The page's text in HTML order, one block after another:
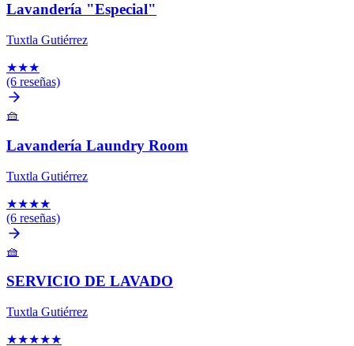
Lavandería "Especial"
Tuxtla Gutiérrez
★★★
(6 reseñas)
🧺
Lavandería Laundry Room
Tuxtla Gutiérrez
★★★★
(6 reseñas)
🧺
SERVICIO DE LAVADO
Tuxtla Gutiérrez
★★★★★